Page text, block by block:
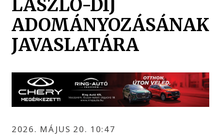
LÁSZLÓ-DÍJ
ADOMÁNYOZÁSÁNAK
JAVASLATÁRA
2026. MÁJUS 20. 10:47